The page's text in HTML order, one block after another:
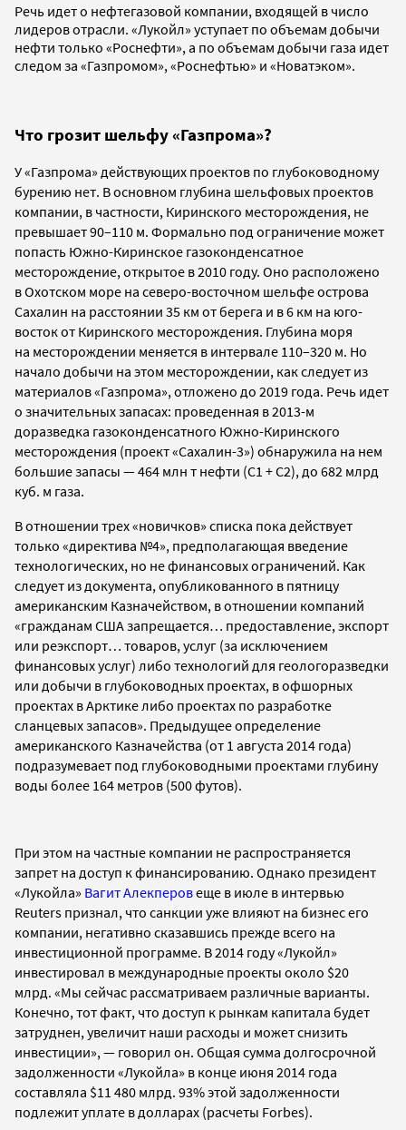
Речь идет о нефтегазовой компании, входящей в число
лидеров отрасли. «Лукойл» уступает по объемам добычи
нефти только «Роснефти», а по объемам добычи газа идет
следом за «Газпромом», «Роснефтью» и «Новатэком».
Что грозит шельфу «Газпрома»?
У «Газпрома» действующих проектов по глубоководному
бурению нет. В основном глубина шельфовых проектов
компании, в частности, Киринского месторождения, не
превышает 90–110 м. Формально под ограничение может
попасть Южно-Киринское газоконденсатное
месторождение, открытое в 2010 году. Оно расположено
в Охотском море на северо-восточном шельфе острова
Сахалин на расстоянии 35 км от берега и в 6 км на юго-
восток от Киринского месторождения. Глубина моря
на месторождении меняется в интервале 110–320 м. Но
начало добычи на этом месторождении, как следует из
материалов «Газпрома», отложено до 2019 года. Речь идет
о значительных запасах: проведенная в 2013-м
доразведка газоконденсатного Южно-Киринского
месторождения (проект «Сахалин-3») обнаружила на нем
большие запасы — 464 млн т нефти (С1 + С2), до 682 млрд
куб. м газа.
В отношении трех «новичков» списка пока действует
только «директива №4», предполагающая введение
технологических, но не финансовых ограничений. Как
следует из документа, опубликованного в пятницу
американским Казначейством, в отношении компаний
«гражданам США запрещается… предоставление, экспорт
или реэкспорт… товаров, услуг (за исключением
финансовых услуг) либо технологий для геологоразведки
или добычи в глубоководных проектах, в офшорных
проектах в Арктике либо проектах по разработке
сланцевых запасов». Предыдущее определение
американского Казначейства (от 1 августа 2014 года)
подразумевает под глубоководными проектами глубину
воды более 164 метров (500 футов).
При этом на частные компании не распространяется
запрет на доступ к финансированию. Однако президент
«Лукойла» Вагит Алекперовеще в июле в интервью
Reuters признал, что санкции уже влияют на бизнес его
компании, негативно сказавшись прежде всего на
инвестиционной программе. В 2014 году «Лукойл»
инвестировал в международные проекты около $20
млрд. «Мы сейчас рассматриваем различные варианты.
Конечно, тот факт, что доступ к рынкам капитала будет
затруднен, увеличит наши расходы и может снизить
инвестиции», — говорил он. Общая сумма долгосрочной
задолженности «Лукойла» в конце июня 2014 года
составляла $11 480 млрд. 93% этой задолженности
подлежит уплате в долларах (расчеты Forbes).